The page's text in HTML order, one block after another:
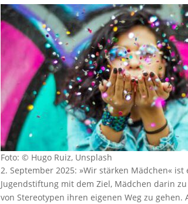
Foto: © Hugo Ruiz, Unsplash
2. September 2025: »Wir stärken Mädchen«
Jugendstiftung mit dem Ziel, Mädchen darin
von Stereotypen ihren eigenen Weg zu